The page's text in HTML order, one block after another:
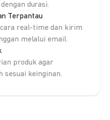
durasi.
Terpantau
real-time dan kirim
melalui email.
produk agar
sesuai keinginan.